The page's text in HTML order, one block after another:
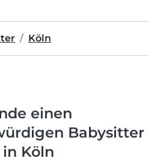
Köln
einen
Babysitter
in Köln